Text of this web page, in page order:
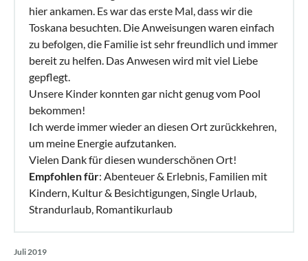
hier ankamen. Es war das erste Mal, dass wir die
Toskana besuchten. Die Anweisungen waren einfach
zu befolgen, die Familie ist sehr freundlich und immer
bereit zu helfen. Das Anwesen wird mit viel Liebe
gepflegt.
Unsere Kinder konnten gar nicht genug vom Pool
bekommen!
Ich werde immer wieder an diesen Ort zurückkehren,
um meine Energie aufzutanken.
Vielen Dank für diesen wunderschönen Ort!
Empfohlen für: Abenteuer & Erlebnis, Familien mit
Kindern, Kultur & Besichtigungen, Single Urlaub,
Strandurlaub, Romantikurlaub
Juli 2019